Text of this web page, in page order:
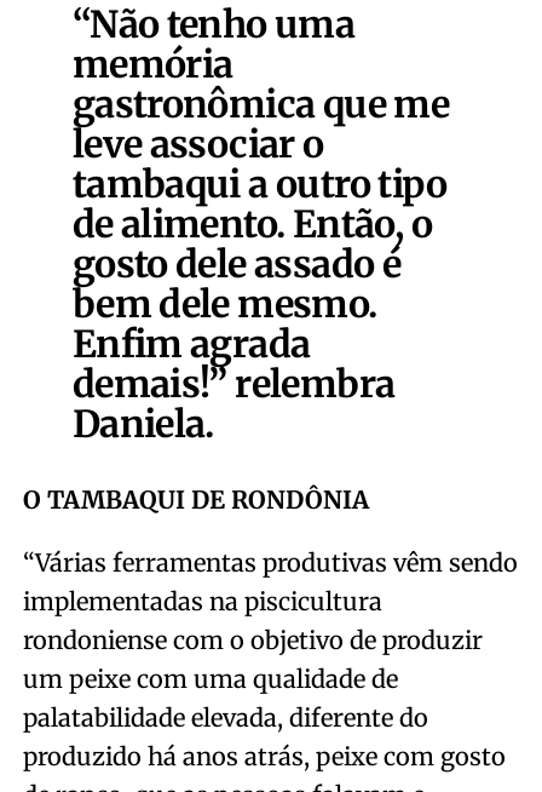
“Não tenho uma
memória
gastronômica que me
leve associar o
tambaqui a outro tipo
de alimento. Então, o
gosto dele assado é
bem dele mesmo.
Enfim agrada
demais!” relembra
Daniela.
O TAMBAQUI DE RONDÔNIA
“Várias ferramentas produtivas vêm sendo
implementadas na piscicultura
rondoniense com o objetivo de produzir
um peixe com uma qualidade de
palatabilidade elevada, diferente do
produzido há anos atrás, peixe com gosto